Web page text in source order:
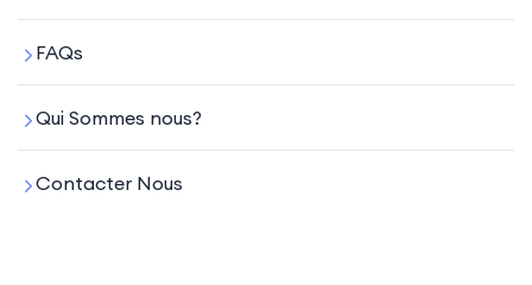
FAQs
Qui Sommes nous?
Contacter Nous